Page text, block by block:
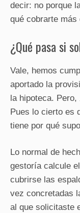
decir: no porque
qué cobrarte más
¿Qué pasa si
Vale, hemos
aportado la
la hipoteca.
Pues lo cierto es
tiene por qué
Lo normal de
gestoría calcule
cubrirse las
vez concretadas
al que solicitaste